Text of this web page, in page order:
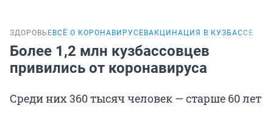
ЗДОРОВЬЕ ВСЁ О КОРОНАВИРУСЕ ВАКЦИНАЦИЯ В КУЗБАССЕ
Более 1,2 млн кузбассовцев
привились от коронавируса
Среди них 360 тысяч человек — старше 60 лет